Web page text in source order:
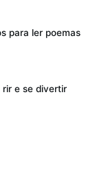
para ler poemas
rir e se divertir